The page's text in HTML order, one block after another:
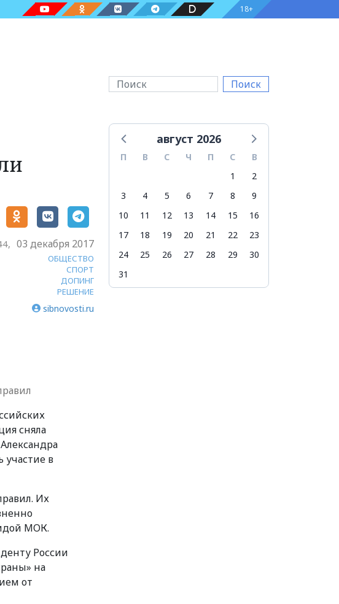
18+
Поиск
03 декабря 2017
ОБЩЕСТВО
СПОРТ
ДОПИНГ
РЕШЕНИЕ
sibnovosti.ru
сняла
участие в
Их
МОК.
России
на
от
август 2026
П В С Ч П С
В
1
2
3
4 5 6 7 8
9
10
11 12 13 14 15
16
17
18 19 20 21 22
23
24
25 26 27 28 29
30
31